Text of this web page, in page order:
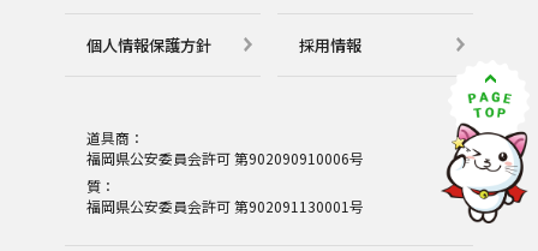
個⼈情報保護⽅針 採用情報
道具商：
福岡県公安委員会許可 第902090910006号
質：
福岡県公安委員会許可 第902091130001号